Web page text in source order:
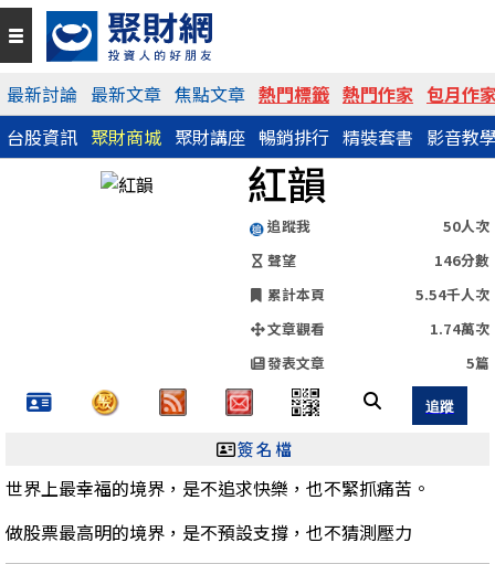
最新討論 最新文章 焦點文章 熱門標籤 熱門作家 包月作
台股資訊 聚財商城 聚財講座 暢銷排行 精裝套書 影音教
紅韻
追蹤我
50人次
聲望
146分數
累計本頁
5.54千人次
文章觀看
1.74萬次
發表文章
5篇
QR Code
https://www.wearn.com/blog.asp?id=125537
分享網址
簽名檔
世界上最幸福的境界，是不追求快樂，也不緊抓痛苦。
做股票最高明的境界，是不預設支撐，也不猜測壓力